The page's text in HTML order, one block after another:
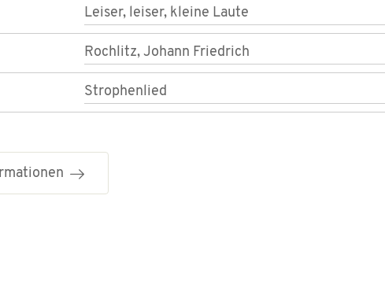
Leiser, leiser, kleine Laute
Rochlitz, Johann Friedrich
Strophenlied